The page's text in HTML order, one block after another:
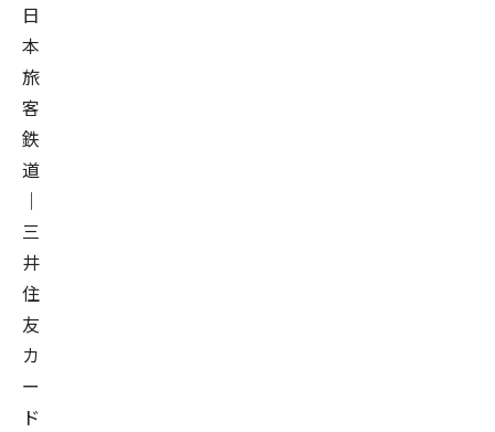
日
本
旅
客
鉄
道
｜
三
井
住
友
カ
ー
ド